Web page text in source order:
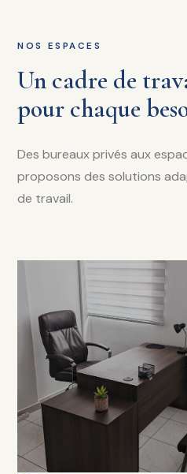
NOS ESPACES
Un cadre de
pour chaque
Des bureaux privés aux
proposons des solutions
de travail.